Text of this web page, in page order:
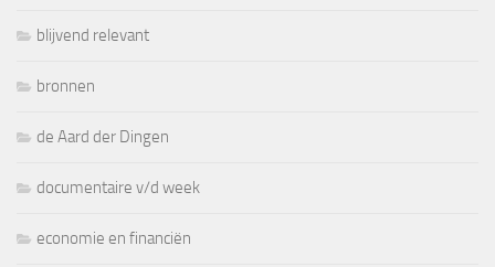
blijvend relevant
bronnen
de Aard der Dingen
documentaire v/d week
economie en financiën